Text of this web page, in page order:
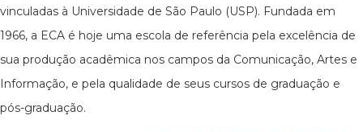
vinculadas à Universidade de São Paulo (USP). Fundada em
1966, a ECA é hoje uma escola de referência pela excelência de
sua produção acadêmica nos campos da Comunicação, Artes e
Informação, e pela qualidade de seus cursos de graduação e
pós-graduação.